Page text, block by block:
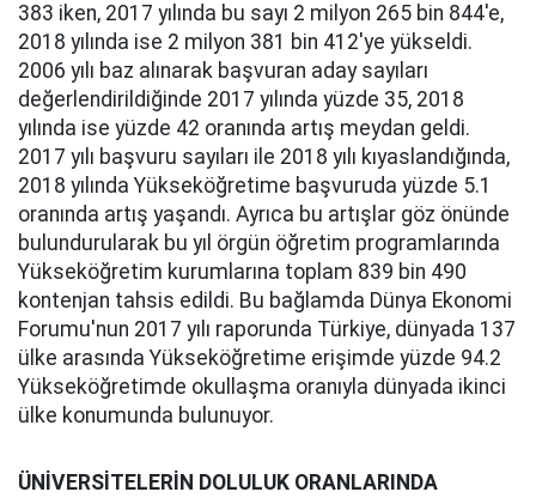
383 iken, 2017 yılında bu sayı 2 milyon 265 bin 844'e,
2018 yılında ise 2 milyon 381 bin 412'ye yükseldi.
2006 yılı baz alınarak başvuran aday sayıları
değerlendirildiğinde 2017 yılında yüzde 35, 2018
yılında ise yüzde 42 oranında artış meydan geldi.
2017 yılı başvuru sayıları ile 2018 yılı kıyaslandığında,
2018 yılında Yükseköğretime başvuruda yüzde 5.1
oranında artış yaşandı. Ayrıca bu artışlar göz önünde
bulundurularak bu yıl örgün öğretim programlarında
Yükseköğretim kurumlarına toplam 839 bin 490
kontenjan tahsis edildi. Bu bağlamda Dünya Ekonomi
Forumu'nun 2017 yılı raporunda Türkiye, dünyada 137
ülke arasında Yükseköğretime erişimde yüzde 94.2
Yükseköğretimde okullaşma oranıyla dünyada ikinci
ülke konumunda bulunuyor.
ÜNİVERSİTELERİN DOLULUK ORANLARINDA